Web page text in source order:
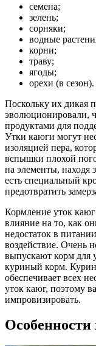
семена;
зелень;
сорняки;
водные
корни;
траву;
ягоды;
орехи (в сезон).
Поскольку их дикая
эволюционировали,
продуктами для
Утки каюги могут
изоляцией пера,
вспышки плохой
на элементы, находя
есть специальный
предотвратить
Кормление уток
влияние на то, как
недостаток в
воздействие. Очень
выпускают корм для
куриный корм.
обеспечивает всех
уток каюг, поэтому
импровизировать.
Особенности